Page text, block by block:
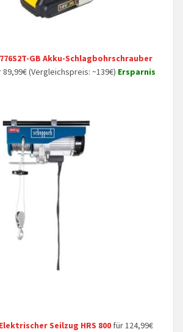
GB Akku-Schlagbohrschrauber
89,99€ (Vergleichspreis: ~139€) Ersparnis
Seilzug HRS 800 für 124,99€